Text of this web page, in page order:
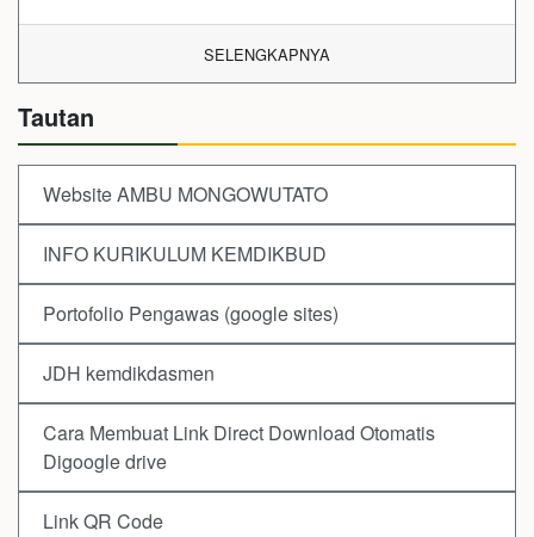
SELENGKAPNYA
Tautan
Website AMBU MONGOWUTATO
INFO KURIKULUM KEMDIKBUD
Portofolio Pengawas (google sites)
JDH kemdikdasmen
Cara Membuat Link Direct Download Otomatis
Digoogle drive
Link QR Code